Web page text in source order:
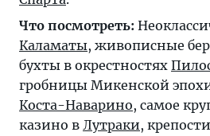
Что посмотреть:
Каламаты, живописные
бухты в окрестностях
гробницы Микенской
Коста-Наварино, самое
казино в Лутраки,